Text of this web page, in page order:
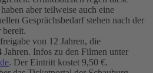
aber teilweise auch eine
Gesprächsbedarf stehen nach der
bereit.
von 12 Jahren, die
Infos zu den Filmen unter
. Der Eintritt kostet 9,50 €.